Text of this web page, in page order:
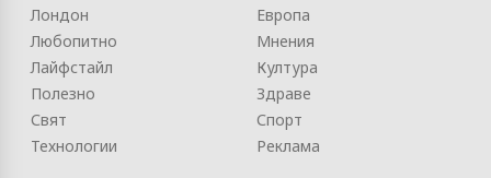
Лондон
Любопитно
Лайфстайл
Полезно
Свят
Технологии
Европа
Мнения
Култура
Здраве
Спорт
Реклама